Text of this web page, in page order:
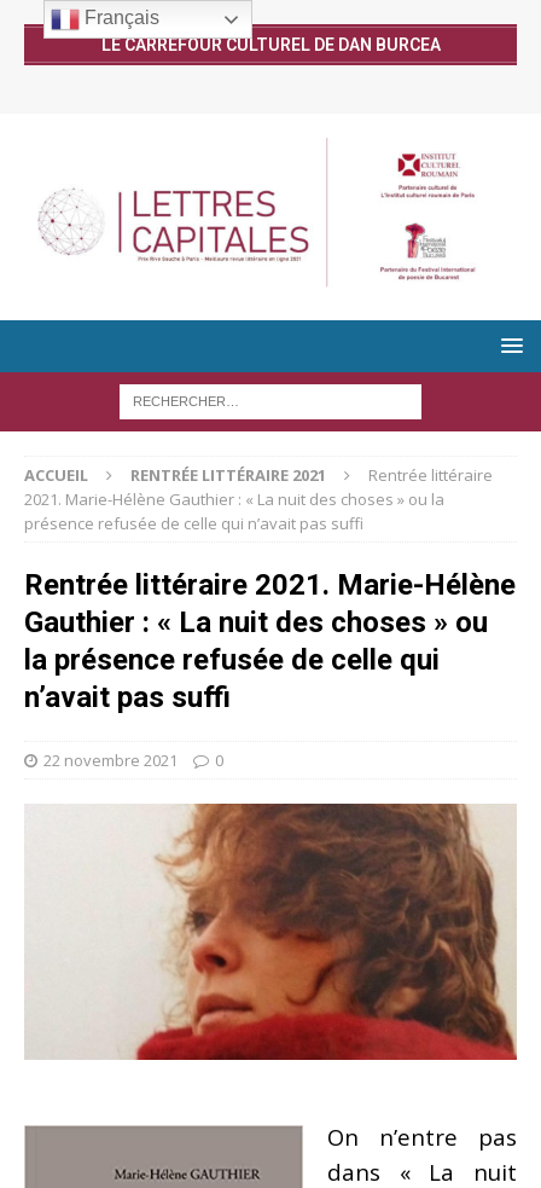
LE CARREFOUR CULTUREL DE DAN BURCEA
ACCUEIL RENTRÉE LITTÉRAIRE 2021
Rentrée littéraire
2021. Marie-Hélène Gauthier : « La nuit des choses » ou la
présence refusée de celle qui n’avait pas suffi
Rentrée littéraire 2021. Marie-Hélène
Gauthier : « La nuit des choses » ou
la présence refusée de celle qui
n’avait pas suffi
22 novembre 2021 0
On n’entre pas
dans « La nuit
Français